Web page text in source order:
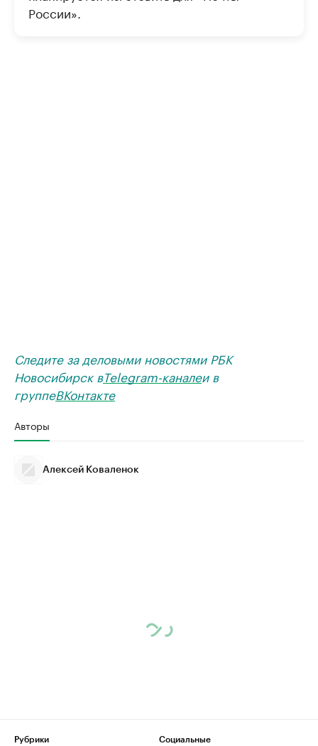
России».
Следите за деловыми новостями РБК
Новосибирск вTelegram-каналеи в
группеВКонтакте
Авторы
Алексей Коваленок
Рубрики
Социальные